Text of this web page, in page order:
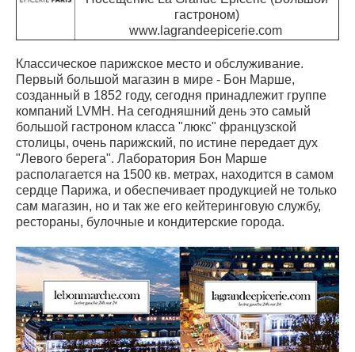
гастроном)
www.lagrandeepicerie.com
Классическое парижское место и обслуживание.
Первый большой магазин в мире - Бон Марше,
созданный в 1852 году, сегодня принадлежит группе
компаний LVMH. На сегодняшний день это самый
большой гастроном класса "люкс" французской
столицы, очень парижский, по истине передает дух
"Левого берега". Лаборатория Бон Марше
располагается на 1500 кв. метрах, находится в самом
сердце Парижа, и обеспечивает продукцией не только
сам магазин, но и так же его кейтеринговую службу,
рестораны, булочные и кондитерские города.